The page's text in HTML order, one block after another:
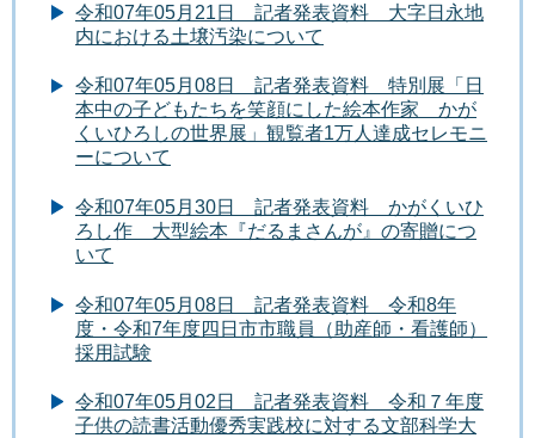
令和07年05月21日 記者発表資料 大字日永地
内における土壌汚染について
令和07年05月08日 記者発表資料 特別展「日
本中の子どもたちを笑顔にした絵本作家 かが
くいひろしの世界展」観覧者1万人達成セレモニ
ーについて
令和07年05月30日 記者発表資料 かがくいひ
ろし作 大型絵本『だるまさんが』の寄贈につ
いて
令和07年05月08日 記者発表資料 令和8年
度・令和7年度四日市市職員（助産師・看護師）
採用試験
令和07年05月02日 記者発表資料 令和７年度
子供の読書活動優秀実践校に対する文部科学大